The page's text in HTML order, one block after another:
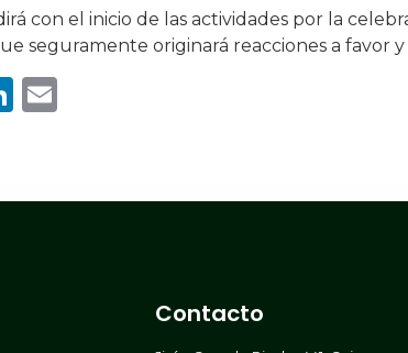
con el inicio de las actividades por la
seguramente originará reacciones a favor
LinkedIn
Contacto